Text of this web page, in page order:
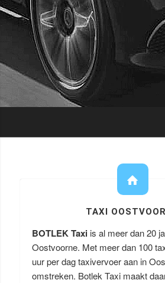
TAXI
BOTLEK Taxi is al meer dan 20
Oostvoorne. Met meer dan 100
uur per dag taxivervoer aan in
omstreken. Botlek Taxi maakt